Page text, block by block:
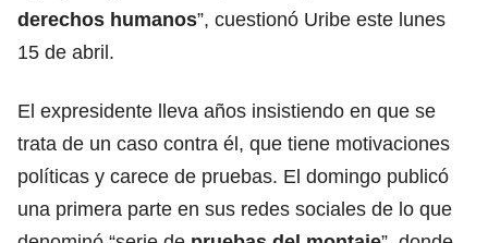
derechos humanos”, cuestionó Uribe este lunes
15 de abril.
El expresidente lleva años insistiendo en que se
trata de un caso contra él, que tiene motivaciones
políticas y carece de pruebas. El domingo publicó
una primera parte en sus redes sociales de lo que